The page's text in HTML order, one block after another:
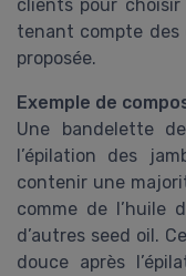
clients pour
tenant compte des
proposée.
Exemple de
Une bandelette
l’épilation des
contenir une
comme de l’huile
d’autres seed oil.
douce après